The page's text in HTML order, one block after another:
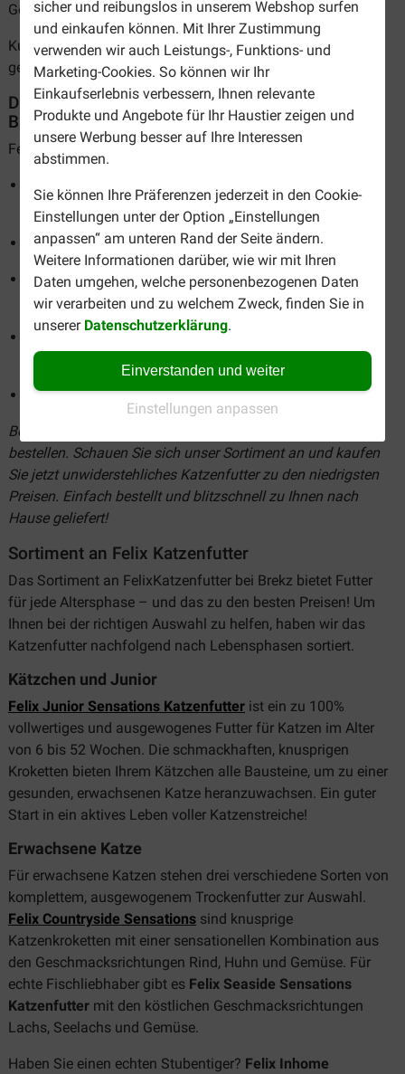
sicher und reibungslos in unserem Webshop surfen
und einkaufen können. Mit Ihrer Zustimmung
verwenden wir auch Leistungs-, Funktions- und
Marketing-Cookies. So können wir Ihr
Einkaufserlebnis verbessern, Ihnen relevante
Produkte und Angebote für Ihr Haustier zeigen und
unsere Werbung besser auf Ihre Interessen
abstimmen.
Sie können Ihre Präferenzen jederzeit in den Cookie-
Einstellungen unter der Option „Einstellungen
anpassen“ am unteren Rand der Seite ändern.
Weitere Informationen darüber, wie wir mit Ihren
Daten umgehen, welche personenbezogenen Daten
wir verarbeiten und zu welchem Zweck, finden Sie in
unserer Datenschutzerklärung.
Einverstanden und weiter
Einstellungen anpassen
Geschmacks- und Konservierungsstoffen.
Kurz gesagt: eine unwiderstehlich leckere und zugleich
gesunde Mahlzeit für Ihre Katze!
Die gesundheitlichen Vorteile von Felix auf einen
Blick
Felix Katzenfutter unterstützt:
Ein gesundes, glänzendes Fell dank essenzieller
Fettsäuren
Starke Muskeln durch hochwertige Proteine
Starke Zähne und Knochen dank Vitamin D und
Mineralstoffen
Ein starkes natürliches Immunsystem dank
Antioxidantien wie Vitamin E
Gutes Sehvermögen durch den Zusatz von Vitamin A
Bei Brekz können Sie Felix Katzenfutter günstig online
bestellen. Schauen Sie sich unser Sortiment an und kaufen
Sie jetzt unwiderstehliches Katzenfutter zu den niedrigsten
Preisen. Einfach bestellt und blitzschnell zu Ihnen nach
Hause geliefert!
Sortiment an Felix Katzenfutter
Das Sortiment an FelixKatzenfutter bei Brekz bietet Futter
für jede Altersphase – und das zu den besten Preisen! Um
Ihnen bei der richtigen Auswahl zu helfen, haben wir das
Katzenfutter nachfolgend nach Lebensphasen sortiert.
Kätzchen und Junior
Felix Junior Sensations Katzenfutter ist ein zu 100%
vollwertiges und ausgewogenes Futter für Katzen im Alter
von 6 bis 52 Wochen. Die schmackhaften, knusprigen
Kroketten bieten Ihrem Kätzchen alle Bausteine, um zu einer
gesunden, erwachsenen Katze heranzuwachsen. Ein guter
Start in ein aktives Leben voller Katzenstreiche!
Erwachsene Katze
Für erwachsene Katzen stehen drei verschiedene Sorten von
komplettem, ausgewogenem Trockenfutter zur Auswahl.
Felix Countryside Sensations sind knusprige
Katzenkroketten mit einer sensationellen Kombination aus
den Geschmacksrichtungen Rind, Huhn und Gemüse. Für
echte Fischliebhaber gibt es Felix Seaside Sensations
Katzenfutter mit den köstlichen Geschmacksrichtungen
Lachs, Seelachs und Gemüse.
Haben Sie einen echten Stubentiger? Felix Inhome